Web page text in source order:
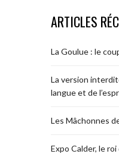
ARTICLES
La Goulue : le
La version
langue et de
Les Mâchonnes
Expo Calder, le